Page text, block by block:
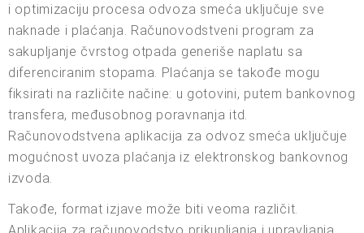
i optimizaciju procesa odvoza smeća uključuje sve
naknade i plaćanja. Računovodstveni program za
sakupljanje čvrstog otpada generiše naplatu sa
diferenciranim stopama. Plaćanja se takođe mogu
fiksirati na različite načine: u gotovini, putem bankovnog
transfera, međusobnog poravnanja itd.
Računovodstvena aplikacija za odvoz smeća uključuje
mogućnost uvoza plaćanja iz elektronskog bankovnog
izvoda.
Takođe, format izjave može biti veoma različit.